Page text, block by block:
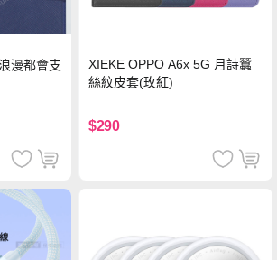
漫都會支
XIEKE OPPO A6x 5G 月詩蠶
絲紋皮套(玫紅)
$290